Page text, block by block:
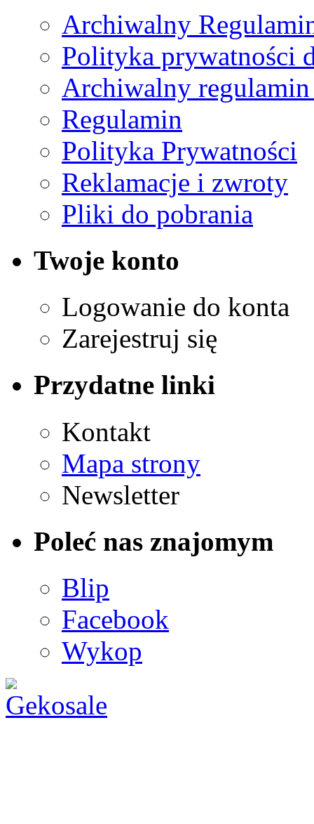
Archiwalny
Polityka prywatności
Archiwalny
Regulamin
Polityka Prywatności
Reklamacje i zwroty
Pliki do pobrania
Twoje konto
Logowanie do konta
Zarejestruj się
Przydatne linki
Kontakt
Mapa strony
Newsletter
Poleć nas znajomym
Blip
Facebook
Wykop